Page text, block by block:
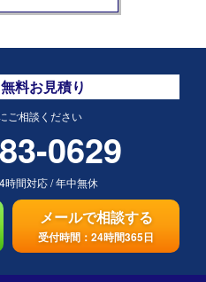
料お見積り
ご相談ください
0629
時間対応/年中無休
メールで相談する
受付時間：24時間365日